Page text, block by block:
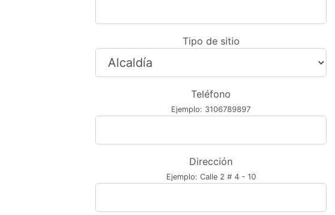
Tipo de sitio
Teléfono
Ejemplo: 3106789897
Dirección
Ejemplo: Calle 2 # 4 - 10